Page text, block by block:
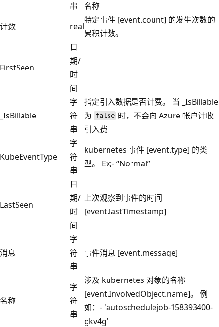
串
名称
计数
real
特定事件 [event.count] 的发生次数的
累积计数。
FirstSeen
日
期/
时
间
_IsBillable
字
符
串
指定引入数据是否计费。 当 _IsBillable
为 false 时，不会向 Azure 帐户计收
引入费
KubeEventType
字
符
串
kubernetes 事件 [event.type] 的类
型。 Ex;- “Normal”
LastSeen
日
期/
时
间
上次观察到事件的时间
[event.lastTimestamp]
消息
字
符
串
事件消息 [event.message]
名称
字
符
串
涉及 kubernetes 对象的名称
[event.InvolvedObject.name]。 例
如：- 'autoschedulejob-158393400-
gkv4g'